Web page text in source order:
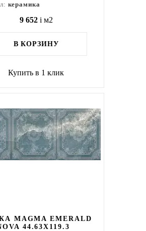
керамика
9 652 i м2
В КОРЗИНУ
Купить в 1 клик
MAGMA EMERALD
44.63X119.3